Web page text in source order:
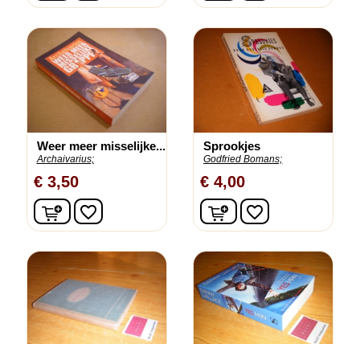
Weer meer misselijke...
Archaivarius;
€ 3,50
In winkelwagen
favorite_border
Sprookjes
Godfried Bomans;
€ 4,00
In winkelwagen
favorite_border